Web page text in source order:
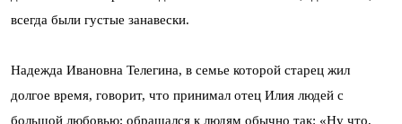
всегда были густые занавески.
Надежда Ивановна Телегина, в семье которой старец жил
долгое время, говорит, что принимал отец Илия людей с
большой любовью; обращался к людям обычно так: «Ну что,